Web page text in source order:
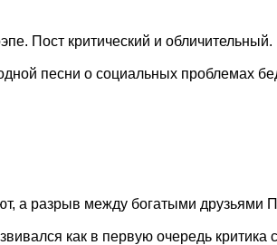
Пост критический и
песни о социальных проблемах
а разрыв между богатыми
как в первую очередь